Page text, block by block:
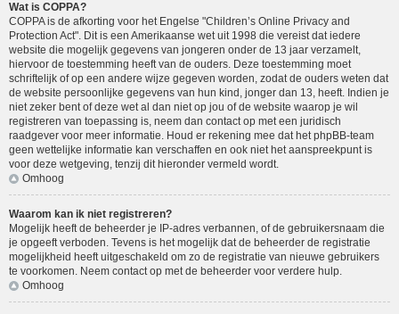
Wat is COPPA?
COPPA is de afkorting voor het Engelse "Children’s Online Privacy and
Protection Act". Dit is een Amerikaanse wet uit 1998 die vereist dat iedere
website die mogelijk gegevens van jongeren onder de 13 jaar verzamelt,
hiervoor de toestemming heeft van de ouders. Deze toestemming moet
schriftelijk of op een andere wijze gegeven worden, zodat de ouders weten dat
de website persoonlijke gegevens van hun kind, jonger dan 13, heeft. Indien je
niet zeker bent of deze wet al dan niet op jou of de website waarop je wil
registreren van toepassing is, neem dan contact op met een juridisch
raadgever voor meer informatie. Houd er rekening mee dat het phpBB-team
geen wettelijke informatie kan verschaffen en ook niet het aanspreekpunt is
voor deze wetgeving, tenzij dit hieronder vermeld wordt.
Omhoog
Waarom kan ik niet registreren?
Mogelijk heeft de beheerder je IP-adres verbannen, of de gebruikersnaam die
je opgeeft verboden. Tevens is het mogelijk dat de beheerder de registratie
mogelijkheid heeft uitgeschakeld om zo de registratie van nieuwe gebruikers
te voorkomen. Neem contact op met de beheerder voor verdere hulp.
Omhoog